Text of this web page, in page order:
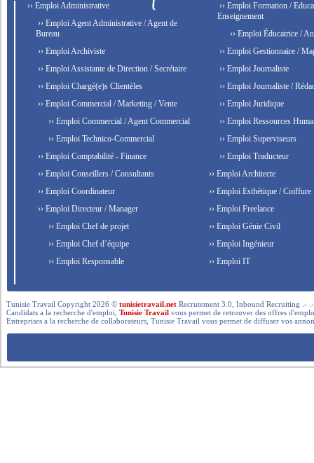
›› Emploi Administrative
›› Emploi Agent Administrative / Agent de
Bureau
›› Emploi Archiviste
›› Emploi Assistante de Direction / Secrétaire
›› Emploi Chargé(e)s Clientèles
›› Emploi Commercial / Marketing / Vente
›› Emploi Commercial / Agent Commercial
›› Emploi Technico-Commercial
›› Emploi Comptabilité - Finance
›› Emploi Conseillers / Consultants
›› Emploi Coordinateur
›› Emploi Directeur / Manager
›› Emploi Chef de projet
›› Emploi Chef d’équipe
›› Emploi Responsable
›› Emploi Formation /
Enseignement
›› Emploi Éducatrice /
›› Emploi Gestionnaire /
›› Emploi Journaliste
›› Emploi Journaliste /
›› Emploi Juridique
›› Emploi Ressources
›› Emploi Superviseurs
›› Emploi Traducteur
›› Emploi Architecte
›› Emploi Esthétique / Coiffure
›› Emploi Freelance
›› Emploi Génie Civil
›› Emploi Ingénieur
›› Emploi IT
Tunisie Travail Copyright 2026 ©tunisietravail.net Recrutement 3.0, Inbound Recruiting .-
Candidats a la recherche d'emploi,Tunisie Travail vous permet de retrouver des offres
Entreprises a la recherche de collaborateurs, Tunisie Travail vous permet de diffuser vos